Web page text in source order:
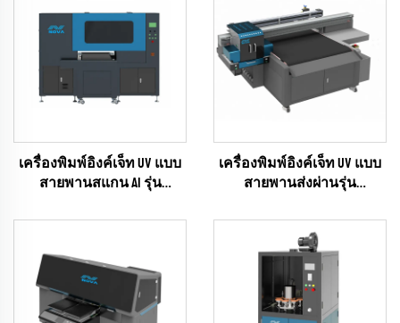
เครื่องพิมพ์อิงค์เจ็ท UV แบบ
สายพานสแกน AI รุ่น
(RICOH Gen6 Series)
เครื่องพิมพ์อิงค์เจ็ท UV แบบ
สายพานส่งผ่านรุ่น
สแกน AI
(RICOH Gen6 Series)